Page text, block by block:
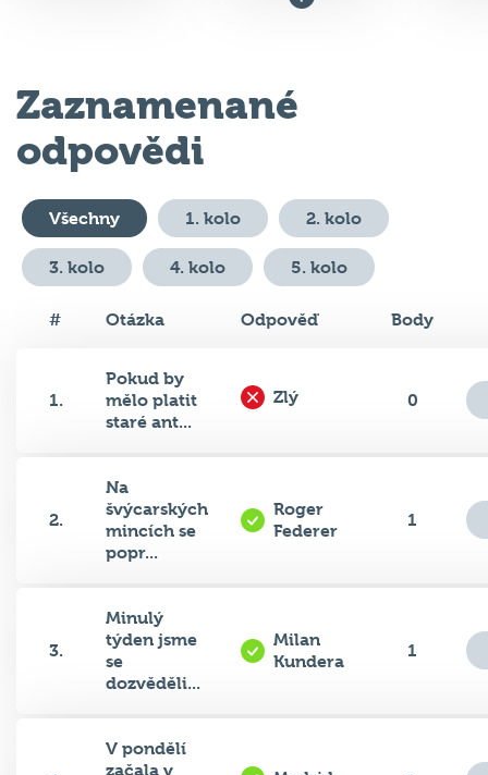
Zaznamenané
odpovědi
Všechny 1. kolo 2. kolo
3. kolo 4. kolo 5. kolo
# Otázka Odpověď Body
1.
Pokud by
mělo platit
staré ant...
Zlý 0
2.
Na
švýcarských
mincích se
popr...
Roger
Federer
1
3.
Minulý
týden jsme
se
dozvěděli...
Milan
Kundera
1
V pondělí
začala v